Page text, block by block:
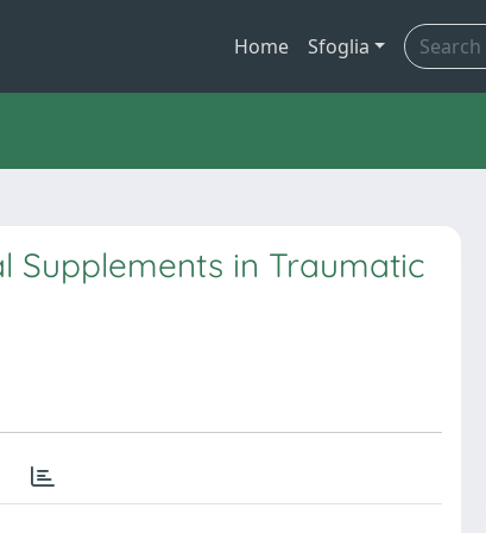
Home Sfoglia
in Traumatic